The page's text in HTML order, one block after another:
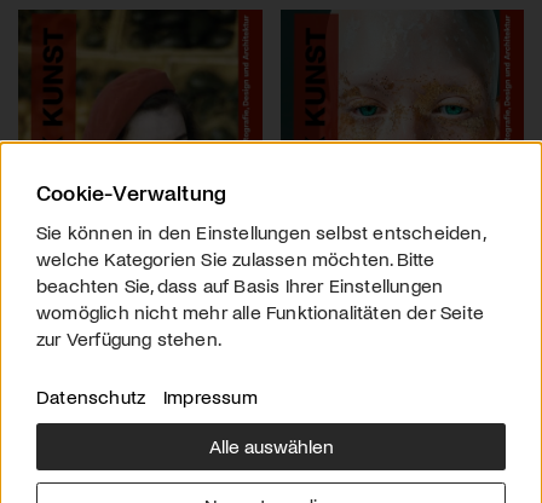
Über uns
Downloads
Impressum
Cookie-Verwaltung
Sie können in den Einstellungen selbst entscheiden,
welche Kategorien Sie zulassen möchten. Bitte
beachten Sie, dass auf Basis Ihrer Einstellungen
womöglich nicht mehr alle Funktionalitäten der Seite
zur Verfügung stehen.
Datenschutz Impressum
Alle auswählen